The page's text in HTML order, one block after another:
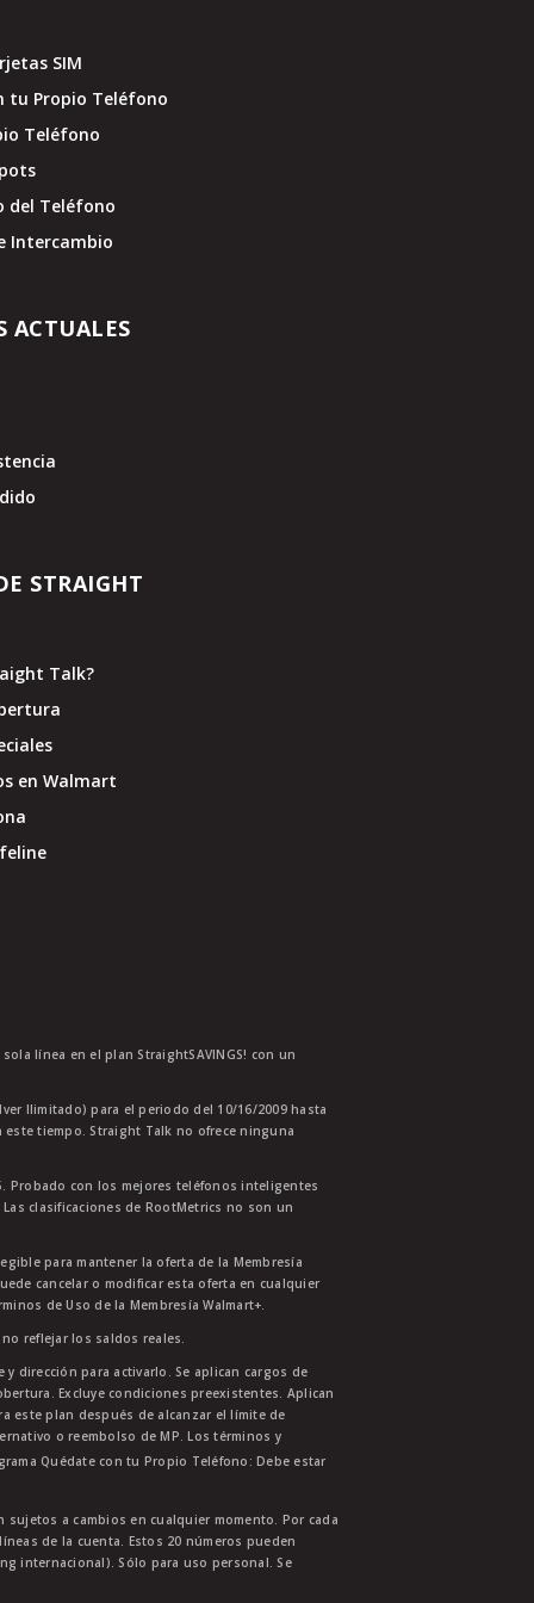
SIM
tu Propio Teléfono
Teléfono
del Teléfono
Intercambio
ACTUALES
STRAIGHT
Talk?
en Walmart
línea en el plan StraightSAVINGS! con un
Ilimitado) para el periodo del 10/16/2009 hasta
tiempo. Straight Talk no ofrece ninguna
Probado con los mejores teléfonos inteligentes
clasificaciones de RootMetrics no son un
para mantener la oferta de la Membresía
cancelar o modificar esta oferta en cualquier
de Uso de la Membresía Walmart+.
reflejar los saldos reales.
dirección para activarlo. Se aplican cargos de
Excluye condiciones preexistentes. Aplican
este plan después de alcanzar el límite de
o reembolso de MP. Los términos y
Quédate con tu Propio Teléfono: Debe estar
a cambios en cualquier momento. Por cada
de la cuenta. Estos 20 números pueden
internacional). Sólo para uso personal. Se